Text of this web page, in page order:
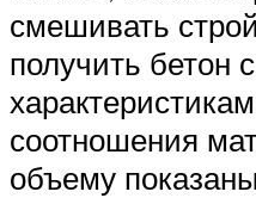
смешивать
получить бетон
соотношения
объему